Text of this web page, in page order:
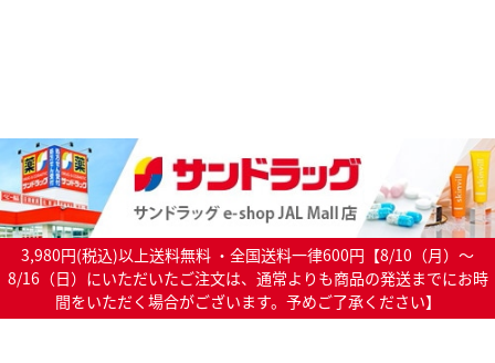
3,980円(税込)以上送料無料 ・全国送料一律600円【8/10（月）～
8/16（日）にいただいたご注文は、通常よりも商品の発送までにお時
間をいただく場合がございます。予めご了承ください】